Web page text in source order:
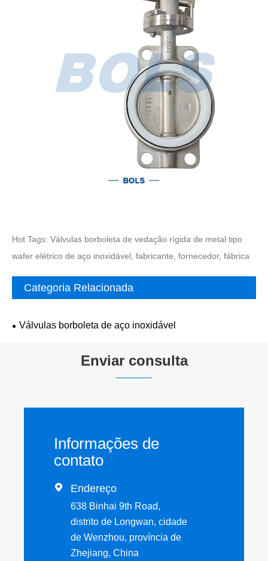
Hot Tags: Válvulas borboleta de vedação rígida de metal tipo
wafer elétrico de aço inoxidável, fabricante, fornecedor, fábrica
Categoria Relacionada
Válvulas borboleta de aço inoxidável
Enviar consulta
Informações de
contato
 Endereço
638 Binhai 9th Road,
distrito de Longwan, cidade
de Wenzhou, província de
Zhejiang, China